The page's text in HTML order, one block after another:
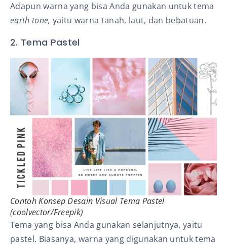
Adapun warna yang bisa Anda gunakan untuk tema
earth tone, yaitu warna tanah, laut, dan bebatuan.
2. Tema Pastel
Contoh Konsep Desain Visual Tema Pastel
(coolvector/Freepik)
Tema yang bisa Anda gunakan selanjutnya, yaitu
pastel. Biasanya, warna yang digunakan untuk tema